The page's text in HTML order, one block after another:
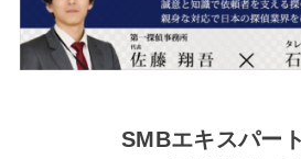
SMBエキスパー